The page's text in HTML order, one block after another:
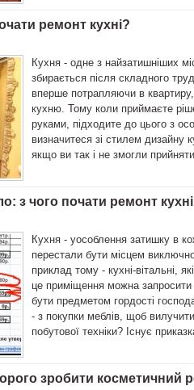
ремонт кухні?
Кухня - одне з найзатишніших
збирається після складного
вперше потрапляючи в
кухню. Тому коли приймаєте
руками, підходите до цього з
визначитеся зі стилем дизайну
якщо ви так і не змогли
з чого почати ремонт кухні
Кухня - уособлення затишку в
перестали бути місцем
приклад тому - кухні-вітальні,
це приміщення можна запросити
бути предметом гордості
- з покупки меблів, щоб
побутової техніки? Існує
зробити косметичний